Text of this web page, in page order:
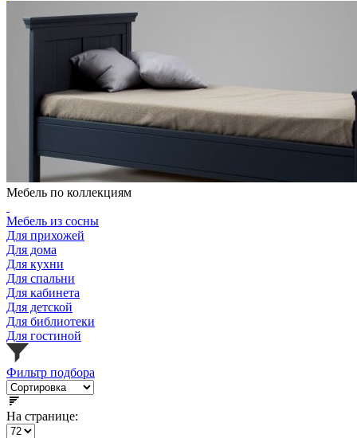
Мебель по коллекциям
Мебель из сосны
Для прихожей
Для дома
Для кухни
Для спальни
Для кабинета
Для детской
Для библиотеки
Для гостиной
Фильтр подбора
На странице: